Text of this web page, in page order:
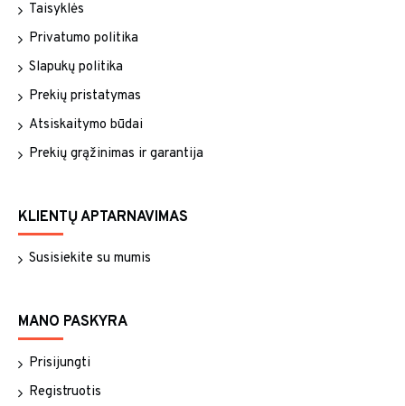
Taisyklės
Privatumo politika
Slapukų politika
Prekių pristatymas
Atsiskaitymo būdai
Prekių grąžinimas ir garantija
KLIENTŲ APTARNAVIMAS
Susisiekite su mumis
MANO PASKYRA
Prisijungti
Registruotis